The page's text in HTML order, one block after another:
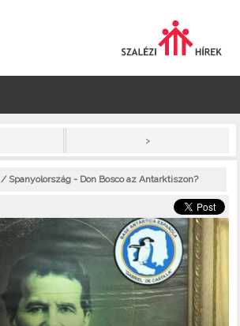
>
/ Spanyolország - Don Bosco az Antarktiszon?